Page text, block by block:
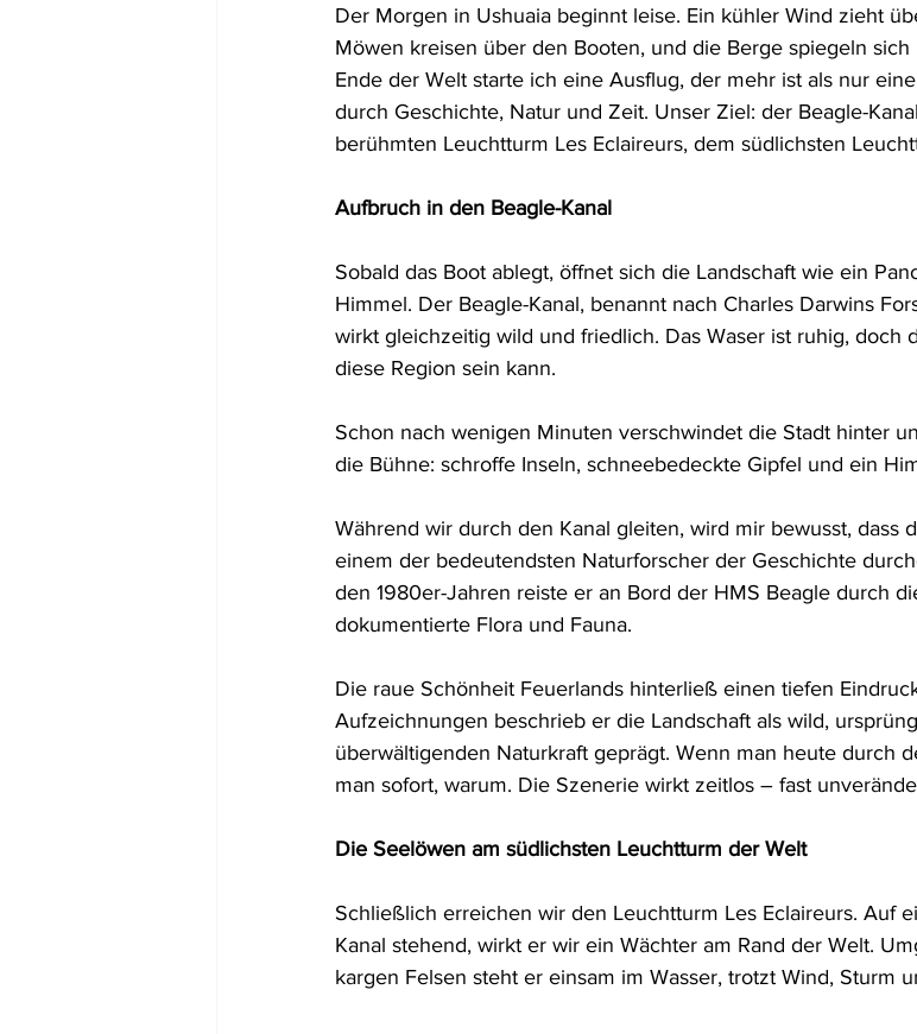
Dominikanische Republik Schatztauchen Mexiko Kolumbien
St. Lucia Dominica Schottland Jordanien
Der Morgen in Ushuaia beginnt leise. Ein kühler Wind zieht
Möwen kreisen über den Booten, und die Berge spiegeln sich
Ende der Welt starte ich eine Ausflug, der mehr ist als nur
durch Geschichte, Natur und Zeit. Unser Ziel: der Beagle-
berühmten Leuchtturm Les Eclaireurs, dem südlichsten
Aufbruch in den Beagle-Kanal
Sobald das Boot ablegt, öffnet sich die Landschaft wie ein
Himmel. Der Beagle-Kanal, benannt nach Charles Darwins
wirkt gleichzeitig wild und friedlich. Das Waser ist ruhig, doch
diese Region sein kann.
Schon nach wenigen Minuten verschwindet die Stadt hinter
die Bühne: schroffe Inseln, schneebedeckte Gipfel und ein
Während wir durch den Kanal gleiten, wird mir bewusst, dass
einem der bedeutendsten Naturforscher der Geschichte
den 1980er-Jahren reiste er an Bord der HMS Beagle durch
dokumentierte Flora und Fauna.
Die raue Schönheit Feuerlands hinterließ einen tiefen
Aufzeichnungen beschrieb er die Landschaft als wild,
überwältigenden Naturkraft geprägt. Wenn man heute durch
man sofort, warum. Die Szenerie wirkt zeitlos – fast
Die Seelöwen am südlichsten Leuchtturm der Welt
Schließlich erreichen wir den Leuchtturm Les Eclaireurs. Auf
Kanal stehend, wirkt er wir ein Wächter am Rand der Welt.
kargen Felsen steht er einsam im Wasser, trotzt Wind, Sturm